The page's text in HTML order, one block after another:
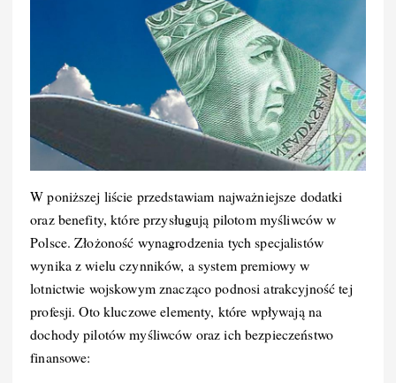
W poniższej liście przedstawiam najważniejsze dodatki
oraz benefity, które przysługują pilotom myśliwców w
Polsce. Złożoność wynagrodzenia tych specjalistów
wynika z wielu czynników, a system premiowy w
lotnictwie wojskowym znacząco podnosi atrakcyjność tej
profesji. Oto kluczowe elementy, które wpływają na
dochody pilotów myśliwców oraz ich bezpieczeństwo
finansowe: